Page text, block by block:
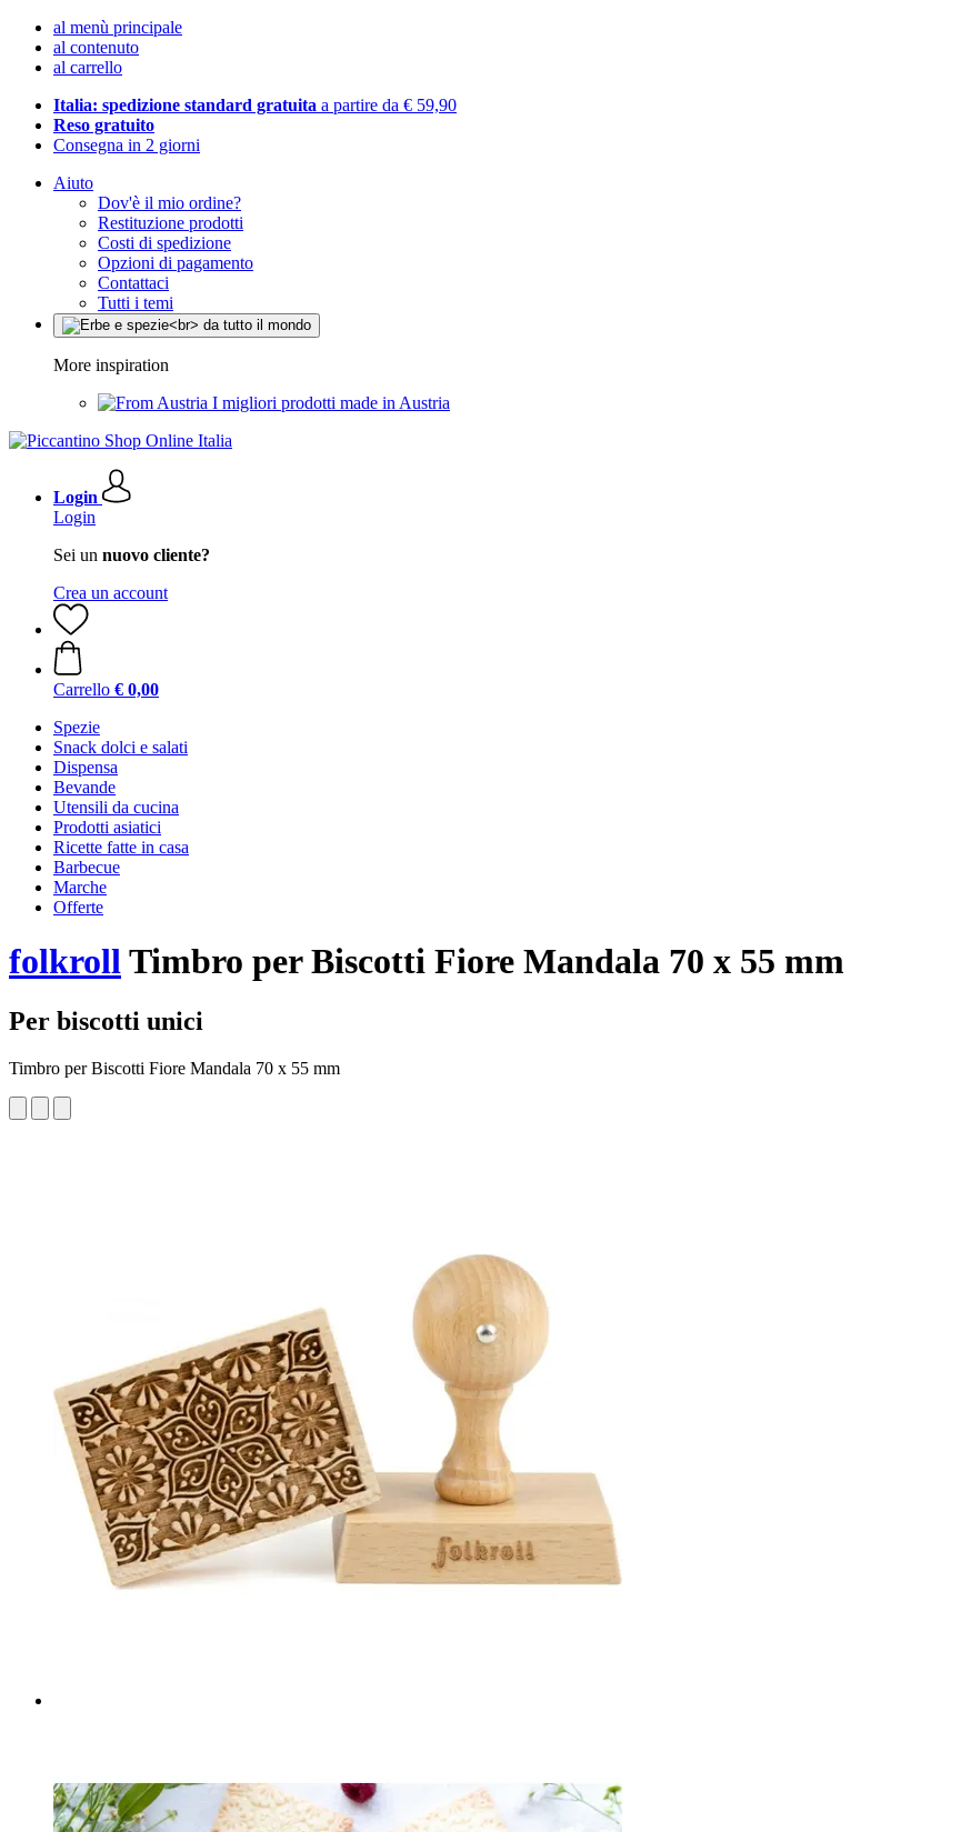
al menù principale
al contenuto
al carrello
Italia: spedizione standard gratuita a partire da € 59,90
Reso gratuito
Consegna in 2 giorni
Aiuto
Dov'è il mio ordine?
Restituzione prodotti
Costi di spedizione
Opzioni di pagamento
Contattaci
Tutti i temi
More inspiration
I migliori prodotti made in Austria
Login
Login
Sei un nuovo cliente?
Crea un account
Carrello € 0,00
Spezie
Snack dolci e salati
Dispensa
Bevande
Utensili da cucina
Prodotti asiatici
Ricette fatte in casa
Barbecue
Marche
Offerte
folkrollTimbro per Biscotti Fiore Mandala 70 x 55 mm
Per biscotti unici
Timbro per Biscotti Fiore Mandala 70 x 55 mm